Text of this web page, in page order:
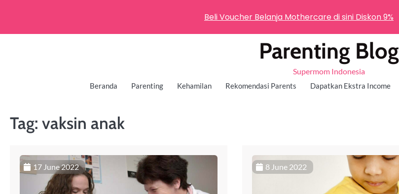
Parenting Blog
Supermom Indonesia
Beranda Parenting Kehamilan Rekomendasi Parents Dapatkan Ekstra Income
Tag: vaksin anak
17 June 2022 8 June 2022
Beli Voucher Belanja Mothercare di sini Diskon 9%